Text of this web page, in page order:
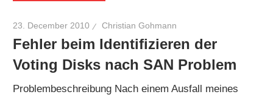
23. December 2010 Christian Gohmann
Fehler beim Identifizieren der
Voting Disks nach SAN Problem
Problembeschreibung Nach einem Ausfall meines